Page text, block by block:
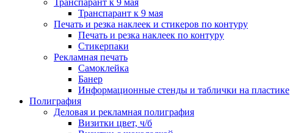
Транспарант к 9 мая
Транспарант к 9 мая
Печать и резка наклеек и стикеров по контуру
Печать и резка наклеек по контуру
Стикерпаки
Рекламная печать
Самоклейка
Банер
Информационные стенды и таблички на пластике
Полиграфия
Деловая и рекламная полиграфия
Визитки цвет, ч/б